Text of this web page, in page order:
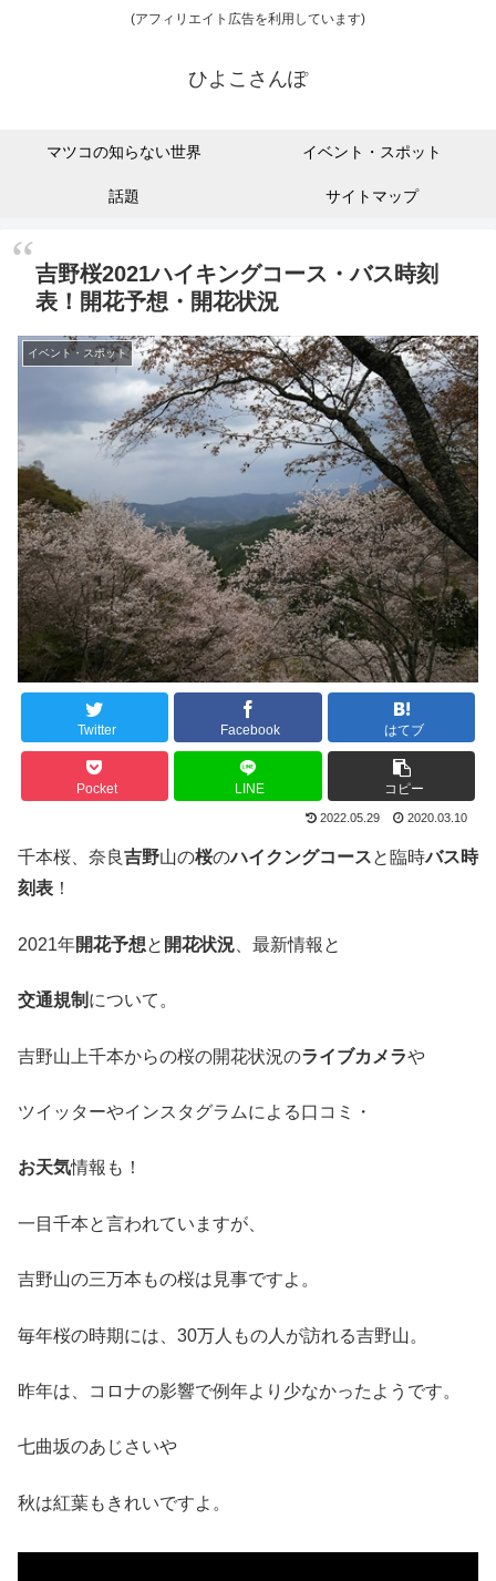
(アフィリエイト広告を利用しています)
ひよこさんぽ
マツコの知らない世界 イベント・スポット
話題 サイトマップ
吉野桜2021ハイキングコース・バス時刻
表！開花予想・開花状況
イベント・スポット
Twitter Facebook はてブ
Pocket LINE コピー
2022.05.29 2020.03.10
千本桜、奈良吉野山の桜のハイクングコースと臨時バス時
刻表 ！
2021年開花予想と 開花状況 、最新情報と
交通規制 について。
吉野山上千本からの桜の開花状況のライブカメラや
ツイッターやインスタグラムによる口コミ・
お天気情報も！
一目千本と言われていますが、
吉野山の三万本もの桜は見事ですよ。
毎年桜の時期には、30万人もの人が訪れる吉野山。
昨年は、コロナの影響で例年より少なかったようです。
七曲坂のあじさいや
秋は紅葉もきれいですよ。